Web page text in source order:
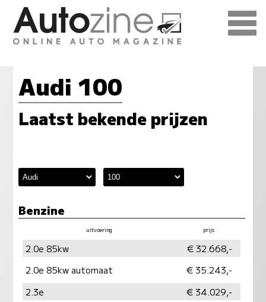
Audi 100
Laatst bekende prijzen
Benzine
uitvoering prijs
2.0e 85kw
€ 32.668,-
2.0e 85kw automaat
€ 35.243,-
2.3e
€ 34.029,-